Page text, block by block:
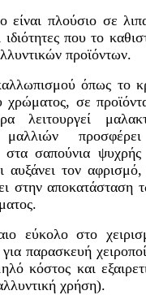
είναι πλούσιο σε
που το
προϊόντων.
όπως το
χρώματος, σε
λειτουργεί
μαλλιών
στα σαπούνια
αυξάνει τον αφρισμό,
στην αποκατάσταση
εύκολο στο
για παρασκευή
κόστος και
χρήση).